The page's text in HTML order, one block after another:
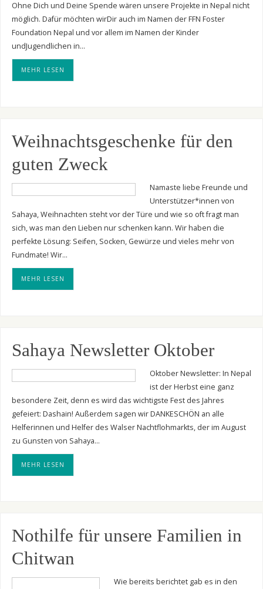
Ohne Dich und Deine Spende wären unsere Projekte in Nepal nicht
möglich. Dafür möchten wirDir auch im Namen der FFN Foster
Foundation Nepal und vor allem im Namen der Kinder
undJugendlichen in…
MEHR LESEN
Weihnachtsgeschenke für den
guten Zweck
Namaste liebe Freunde und
Unterstützer*innen von
Sahaya, Weihnachten steht vor der Türe und wie so oft fragt man
sich, was man den Lieben nur schenken kann. Wir haben die
perfekte Lösung: Seifen, Socken, Gewürze und vieles mehr von
Fundmate! Wir…
MEHR LESEN
Sahaya Newsletter Oktober
Oktober Newsletter: In Nepal
ist der Herbst eine ganz
besondere Zeit, denn es wird das wichtigste Fest des Jahres
gefeiert: Dashain! Außerdem sagen wir DANKESCHÖN an alle
Helferinnen und Helfer des Walser Nachtflohmarkts, der im August
zu Gunsten von Sahaya…
MEHR LESEN
Nothilfe für unsere Familien in
Chitwan
Wie bereits berichtet gab es in den